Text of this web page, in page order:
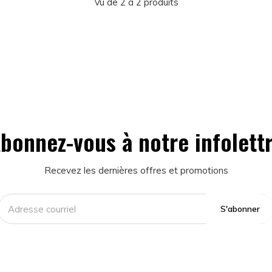
vous à notre
Recevez les dernières offres et promotions
S'abonner